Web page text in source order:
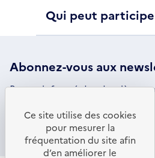
Qui peut
Abonnez-vous aux
Restez informé des dernières
par l'ADEME pour vous
S'ABONNER
S'OUVRE
DANS
UNE
NOUVELLE
Ce site utilise des cookies
pour mesurer la
fréquentation du site afin
d’en améliorer le